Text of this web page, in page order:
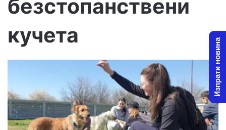
безстопанствени
кучета
Изпрати новина